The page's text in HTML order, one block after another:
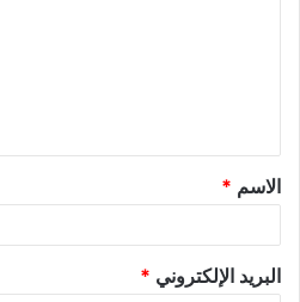
الاسم *
البريد الإلكتروني *